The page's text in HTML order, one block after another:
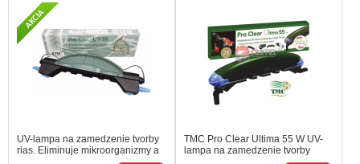
slnečnému žiareniu a množstvu
rýb.
litrov - v závislosti na vystavení
jazierka priamemu slnečnému
žiareniu a množstvu rýb. Model
2014 - inovovaný dizajn,
vylepšená kontrola funkčnosti
lampy. Nový model Ultima má 2"
vonkajšie…
UV-lampa na zamedzenie tvorby
rias. Eliminuje mikroorganizmy a
baktérie vo vode. Obsahuje 90-
TMC Pro Clear Ultima 55 W UV-
lampa na zamedzenie tvorby
jednobunečných rias a zelenej